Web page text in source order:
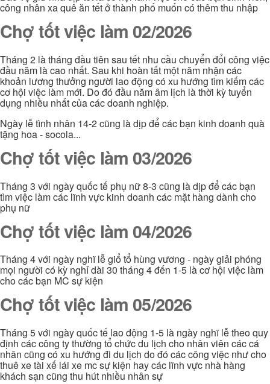
công nhân xa quê ăn tết ở thành phố muốn có thêm thu nhập
Chợ tốt việc làm 02/2026
Tháng 2 là tháng đầu tiên sau tết nhu cầu chuyển đổi công việc
đầu năm là cao nhất. Sau khi hoàn tất một năm nhận các
khoản lương thưởng người lao động có xu hướng tìm kiếm các
cơ hội việc làm mới. Do đó đầu năm âm lịch là thời kỳ tuyển
dụng nhiều nhất của các doanh nghiệp.
Ngày lễ tình nhân 14-2 cũng là dịp để các bạn kinh doanh quà
tặng hoa - socola...
Chợ tốt việc làm 03/2026
Tháng 3 với ngày quốc tế phụ nữ 8-3 cũng là dịp để các bạn
tìm việc làm các lĩnh vực kinh doanh các mặt hàng dành cho
phụ nữ
Chợ tốt việc làm 04/2026
Tháng 4 với ngày nghĩ lễ giổ tổ hùng vương - ngày giải phóng
mọi người có kỳ nghỉ dài 30 tháng 4 đến 1-5 là cơ hội việc làm
cho các bạn MC sự kiện
Chợ tốt việc làm 05/2026
Tháng 5 với ngày quốc tế lao động 1-5 là ngày nghĩ lễ theo quy
định các công ty thường tổ chức du lịch cho nhân viên các cá
nhân cũng có xu hướng đi du lịch do đó các công việc như cho
thuê xe tài xế lái xe mc sự kiện hay các lĩnh vực nhà hàng
khách sạn cũng thu hút nhiều nhân sự